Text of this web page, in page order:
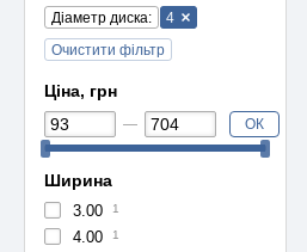
Діаметр диска:
4
Очистити фільтр
Ціна, грн
ОК
Ширина
3.00 1
4.00 1